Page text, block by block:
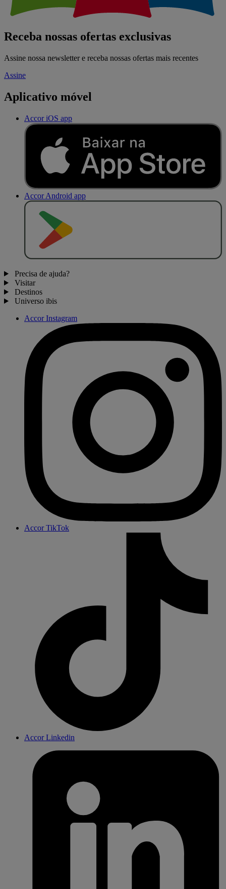
Receba nossas ofertas exclusivas
Assine nossa newsletter e receba nossas ofertas mais recentes
Assine
Aplicativo móvel
Accor iOS app
Accor Android app
Precisa de ajuda?
Visitar
Destinos
Universo ibis
Accor Instagram
Accor TikTok
Accor Linkedin